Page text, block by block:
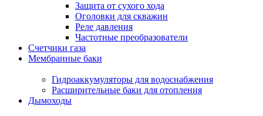
Защита от сухого хода
Оголовки для скважин
Реле давления
Частотные преобразователи
Счетчики газа
Мембранные баки
Гидроаккумуляторы для водоснабжения
Расширительные баки для отопления
Дымоходы